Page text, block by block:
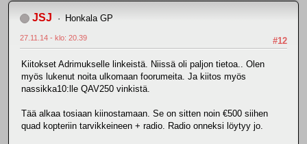
JSJ Honkala GP
#12
27.11.14 - klo: 20.39
Kiitokset Adrimukselle linkeistä. Niissä oli paljon tietoa.. Olen
myös lukenut noita ulkomaan foorumeita. Ja kiitos myös
nassikka10:lle QAV250 vinkistä.
Tää alkaa tosiaan kiinostamaan. Se on sitten noin €500 siihen
quad kopteriin tarvikkeineen + radio. Radio onneksi löytyy jo.